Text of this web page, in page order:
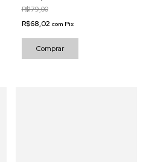
R$179,00
R$68,02 com Pix
Comprar